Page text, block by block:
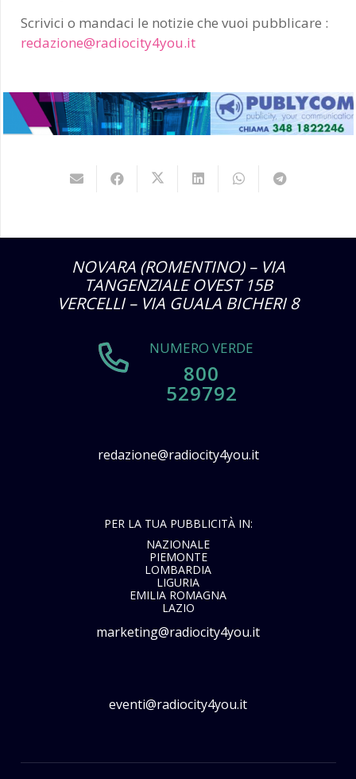
Scrivici o mandaci le notizie che vuoi pubblicare :
redazione@radiocity4you.it
NOVARA (ROMENTINO) – VIA
TANGENZIALE OVEST 15B
VERCELLI – VIA GUALA BICHERI 8
NUMERO VERDE
800
529792
redazione@radiocity4you.it
PER LA TUA PUBBLICITÀ IN:
NAZIONALE
PIEMONTE
LOMBARDIA
LIGURIA
EMILIA ROMAGNA
LAZIO
marketing@radiocity4you.it
eventi@radiocity4you.it